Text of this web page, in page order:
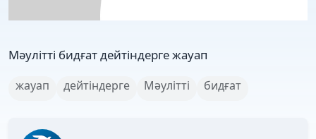
Мәулітті бидғат дейтіндерге жауап
жауап дейтіндерге Мәулітті бидғат